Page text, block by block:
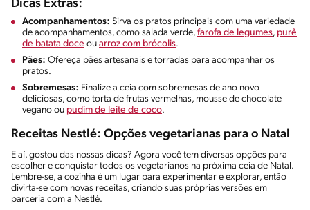
Dicas Extras:
Acompanhamentos: Sirva os pratos principais com uma variedade
de acompanhamentos, como salada verde, farofa de legumes, purê
de batata doce ou arroz com brócolis.
Pães: Ofereça pães artesanais e torradas para acompanhar os
pratos.
Sobremesas: Finalize a ceia com sobremesas de ano novo
deliciosas, como torta de frutas vermelhas, mousse de chocolate
vegano ou pudim de leite de coco.
Receitas Nestlé: Opções vegetarianas para o Natal
E aí, gostou das nossas dicas? Agora você tem diversas opções para
escolher e conquistar todos os vegetarianos na próxima ceia de Natal.
Lembre-se, a cozinha é um lugar para experimentar e explorar, então
divirta-se com novas receitas, criando suas próprias versões em
parceria com a Nestlé.